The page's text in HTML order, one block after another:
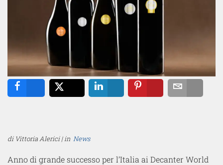
di Vittoria Alerici | in News
Anno di grande successo per l’Italia ai Decanter World